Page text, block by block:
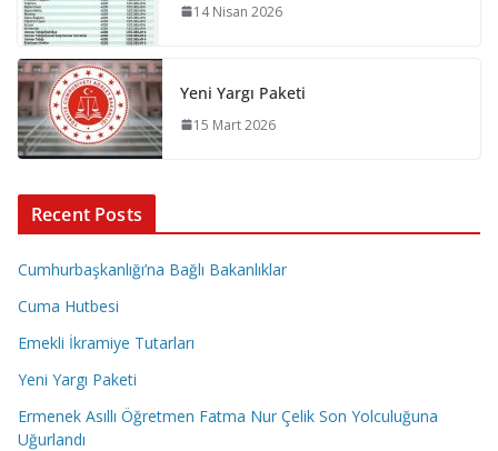
14 Nisan 2026
Yeni Yargı Paketi
15 Mart 2026
Recent Posts
Cumhurbaşkanlığı’na Bağlı Bakanlıklar
Cuma Hutbesi
Emekli İkramiye Tutarları
Yeni Yargı Paketi
Ermenek Asıllı Öğretmen Fatma Nur Çelik Son Yolculuğuna
Uğurlandı